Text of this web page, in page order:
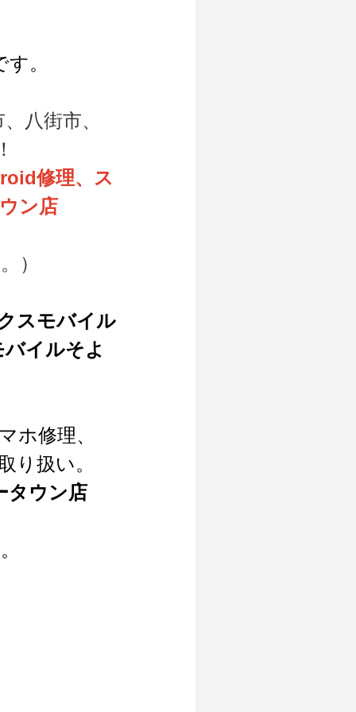
す。
八街市、
修理、ス
ン店
）
スモバイル
イルそよ
ホ修理、
り扱い。
タウン店